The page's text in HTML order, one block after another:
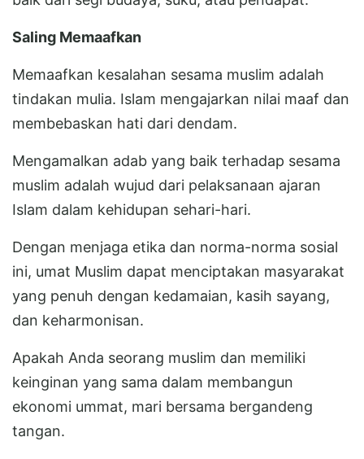
Saling Memaafkan
Memaafkan kesalahan sesama muslim adalah
tindakan mulia. Islam mengajarkan nilai maaf dan
membebaskan hati dari dendam.
Mengamalkan adab yang baik terhadap sesama
muslim adalah wujud dari pelaksanaan ajaran
Islam dalam kehidupan sehari-hari.
Dengan menjaga etika dan norma-norma sosial
ini, umat Muslim dapat menciptakan masyarakat
yang penuh dengan kedamaian, kasih sayang,
dan keharmonisan.
Apakah Anda seorang muslim dan memiliki
keinginan yang sama dalam membangun
ekonomi ummat, mari bersama bergandeng
tangan.